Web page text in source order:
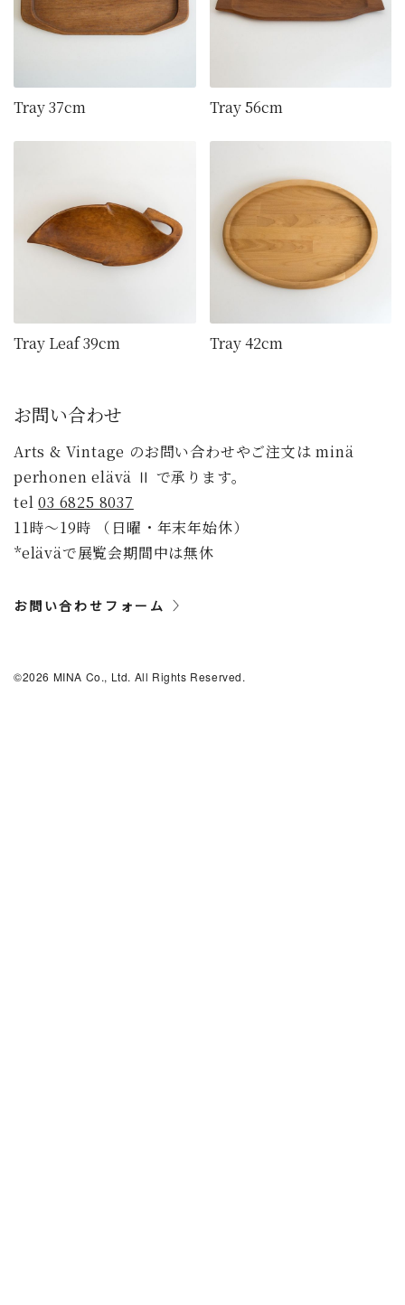
Tray 37cm Tray 56cm
Tray Leaf 39cm Tray 42cm
お問い合わせ
Arts & Vintage のお問い合わせやご注文は minä
perhonen elävä Ⅱ で承ります。
tel03 6825 8037
11時〜19時 （日曜・年末年始休）
*eläväで展覧会期間中は無休
お問い合わせフォーム
©2026 MINA Co., Ltd. All Rights Reserved.